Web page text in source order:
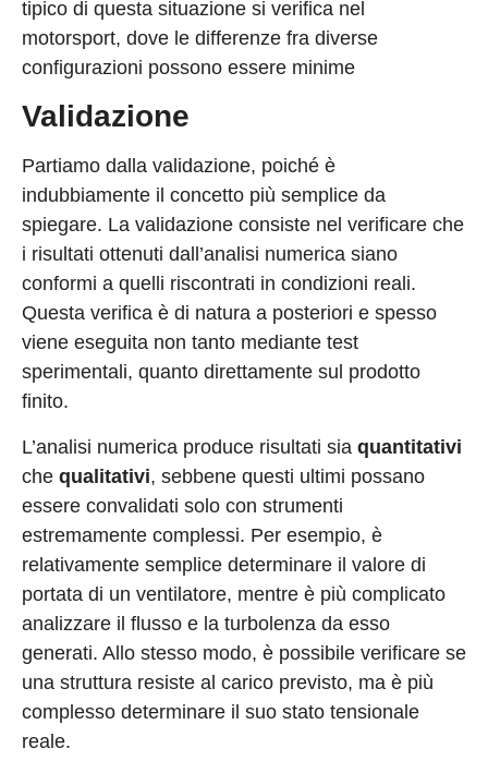
tipico di questa situazione si verifica nel
motorsport, dove le differenze fra diverse
configurazioni possono essere minime
Validazione
Partiamo dalla validazione, poiché è
indubbiamente il concetto più semplice da
spiegare. La validazione consiste nel verificare che
i risultati ottenuti dall’analisi numerica siano
conformi a quelli riscontrati in condizioni reali.
Questa verifica è di natura a posteriori e spesso
viene eseguita non tanto mediante test
sperimentali, quanto direttamente sul prodotto
finito.
L’analisi numerica produce risultati sia quantitativi
che qualitativi, sebbene questi ultimi possano
essere convalidati solo con strumenti
estremamente complessi. Per esempio, è
relativamente semplice determinare il valore di
portata di un ventilatore, mentre è più complicato
analizzare il flusso e la turbolenza da esso
generati. Allo stesso modo, è possibile verificare se
una struttura resiste al carico previsto, ma è più
complesso determinare il suo stato tensionale
reale.